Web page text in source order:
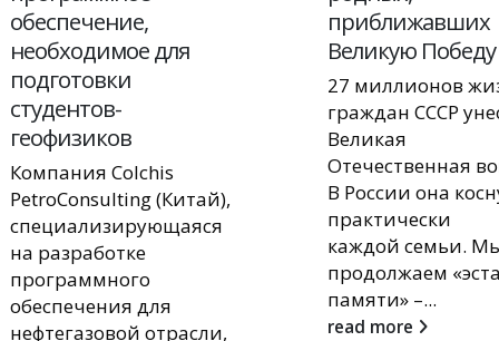
приближавших
Великую Победу
27 миллионов жизней
граждан СССР унесла
Великая
Отечественная война.
В России она коснулась
практически
каждой семьи. Мы
продолжаем «эстафету
памяти» –...
read more
Инженер кафедры
общей геологии и
гидрогеологии
Института
нефтегазовых
технологий
федерального
университета
Александр Гусев
награжден
степени...
read more